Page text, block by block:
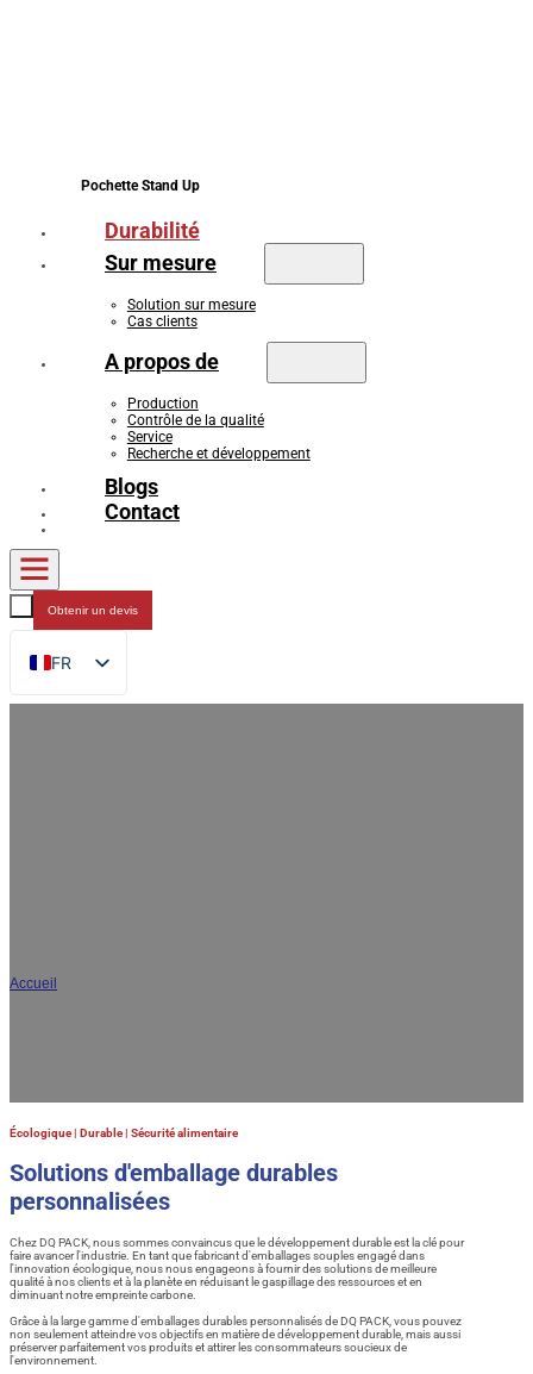
Pochette Stand Up
Durabilité
Sur mesure
Solution sur mesure
Cas clients
A propos de
Production
Contrôle de la qualité
Service
Recherche et développement
Blogs
Contact
Obtenir un devis
FR
EN
Accueil
Écologique | Durable | Sécurité alimentaire
Solutions d'emballage durables
personnalisées
Chez DQ PACK, nous sommes convaincus que le développement durable est la clé pour
faire avancer l'industrie. En tant que fabricant d'emballages souples engagé dans
l'innovation écologique, nous nous engageons à fournir des solutions de meilleure
qualité à nos clients et à la planète en réduisant le gaspillage des ressources et en
diminuant notre empreinte carbone.
Grâce à la large gamme d'emballages durables personnalisés de DQ PACK, vous pouvez
non seulement atteindre vos objectifs en matière de développement durable, mais aussi
préserver parfaitement vos produits et attirer les consommateurs soucieux de
l'environnement.